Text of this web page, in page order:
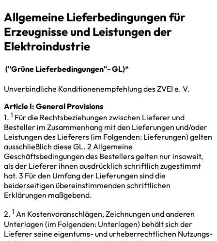
Allgemeine Lieferbedingungen für
Erzeugnisse und Leistungen der
Elektroindustrie
("Grüne Lieferbedingungen"- GL)*
Unverbindliche Konditionenempfehlung des ZVEI e. V.
Article I: General Provisions
1. 1 Für die Rechtsbeziehungen zwischen Lieferer und
Besteller im Zusammenhang mit den Lieferungen und/oder
Leistungen des Lieferers (im Folgenden: Lieferungen) gelten
ausschließlich diese GL. 2 Allgemeine
Geschäftsbedingungen des Bestellers gelten nur insoweit,
als der Lieferer ihnen ausdrücklich schriftlich zugestimmt
hat. 3 Für den Umfang der Lieferungen sind die
beiderseitigen übereinstimmenden schriftlichen
Erklärungen maßgebend.
2. 1 An Kostenvoranschlägen, Zeichnungen und anderen
Unterlagen (im Folgenden: Unterlagen) behält sich der
Lieferer seine eigentums- und urheberrechtlichen Nutzungs-